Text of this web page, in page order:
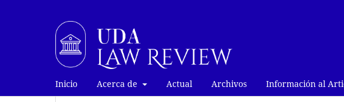
Inicio Acerca de Actual Archivos Información al